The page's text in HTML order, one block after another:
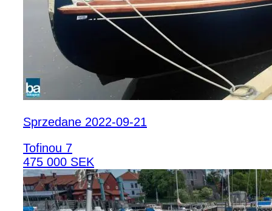
Sprzedane 2022-09-21
Tofinou 7
475 000 SEK